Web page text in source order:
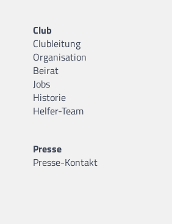
Club
Clubleitung
Organisation
Beirat
Jobs
Historie
Helfer-Team
Presse
Presse-Kontakt